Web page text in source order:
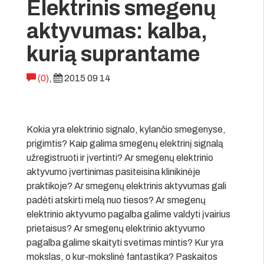
Elektrinis smegenų
aktyvumas: kalba,
kurią suprantame
(0), 2015 09 14
Kokia yra elektrinio signalo, kylančio smegenyse,
prigimtis? Kaip galima smegenų elektrinį signalą
užregistruoti ir įvertinti? Ar smegenų elektrinio
aktyvumo įvertinimas pasiteisina klinikinėje
praktikoje? Ar smegenų elektrinis aktyvumas gali
padėti atskirti melą nuo tiesos? Ar smegenų
elektrinio aktyvumo pagalba galime valdyti įvairius
prietaisus? Ar smegenų elektrinio aktyvumo
pagalba galime skaityti svetimas mintis? Kur yra
mokslas, o kur-mokslinė fantastika? Paskaitos